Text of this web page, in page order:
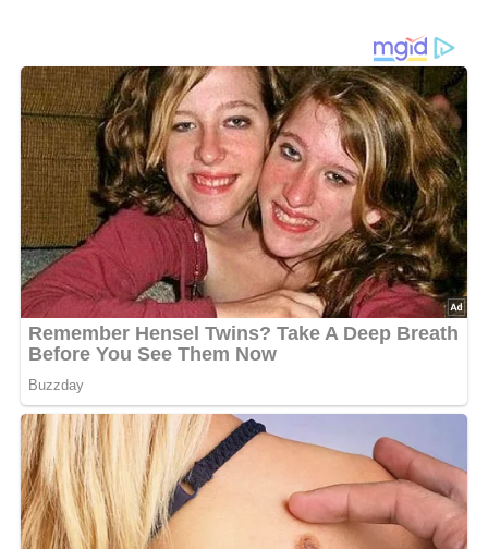
Den Hecht schuppen, sauber ausnehmen, die Kiemen aus
dem Kopf restlos entfernen, abspülen und zu
Portionsstücken
schneiden.
Von allen Seiten, auch innen, mit Salz und Pfeffer
einreiben. Die Hechtstücke und den Kopf in eine gefettete
feuerfeste Form legen.
Lorbeerblatt, Pfefferkörner und die in Scheiben
geschnittene Zwiebel dazwischengeben.
Die saure Sahne darübergießen.
Die Fischstücke mit reichlich Butterflöckchen belegen.
In die vorgeheizte Backröhre schieben und bei Mittelhitze
30 Minuten backen.
Den Fisch ab und zu mit der sauren Sahne begießen.
5 Minuten vor Ende der Garzeit den Reibekäse aufstreuen.
Vor dem Servieren das Lorbeerblatt entfernen.
Mit Zitronensaft abschmecken.
Feingehackten Dill darüberstreuen.
Das Gericht mit Salzkartoffeln und grünem Salat zu Tisch